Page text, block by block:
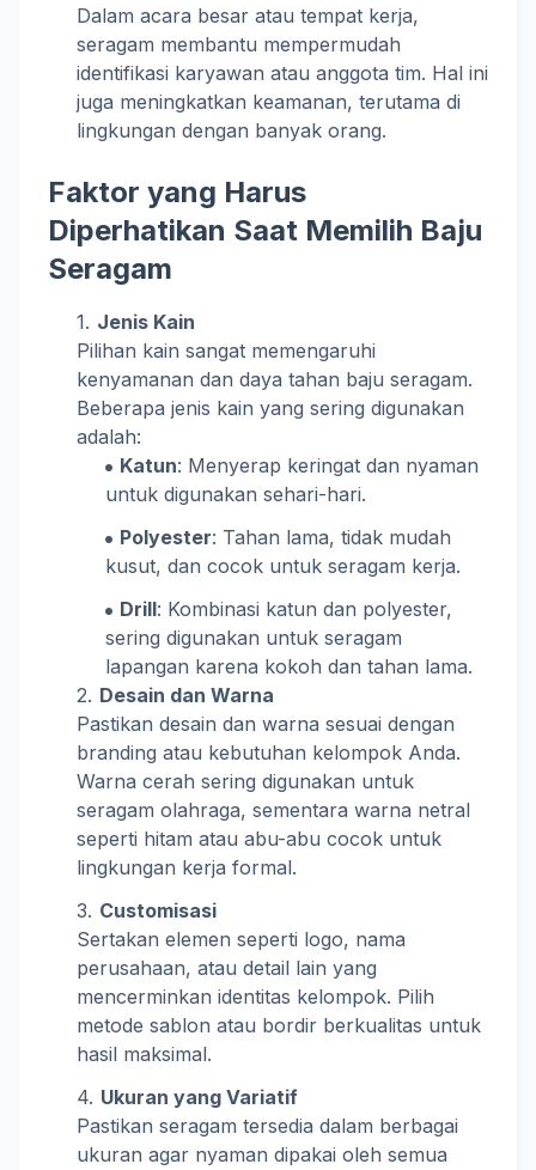
Dalam acara besar atau tempat kerja,
seragam membantu mempermudah
identifikasi karyawan atau anggota tim. Hal ini
juga meningkatkan keamanan, terutama di
lingkungan dengan banyak orang.
Faktor yang Harus
Diperhatikan Saat Memilih Baju
Seragam
Jenis Kain
Pilihan kain sangat memengaruhi
kenyamanan dan daya tahan baju seragam.
Beberapa jenis kain yang sering digunakan
adalah:
Katun: Menyerap keringat dan nyaman
untuk digunakan sehari-hari.
Polyester: Tahan lama, tidak mudah
kusut, dan cocok untuk seragam kerja.
Drill: Kombinasi katun dan polyester,
sering digunakan untuk seragam
lapangan karena kokoh dan tahan lama.
Desain dan Warna
Pastikan desain dan warna sesuai dengan
branding atau kebutuhan kelompok Anda.
Warna cerah sering digunakan untuk
seragam olahraga, sementara warna netral
seperti hitam atau abu-abu cocok untuk
lingkungan kerja formal.
Customisasi
Sertakan elemen seperti logo, nama
perusahaan, atau detail lain yang
mencerminkan identitas kelompok. Pilih
metode sablon atau bordir berkualitas untuk
hasil maksimal.
Ukuran yang Variatif
Pastikan seragam tersedia dalam berbagai
ukuran agar nyaman dipakai oleh semua